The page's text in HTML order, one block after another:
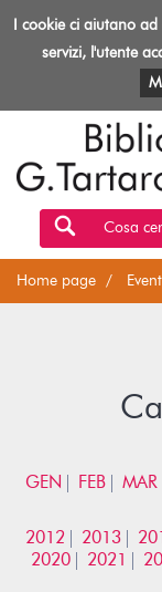
Biblioteca
Rovereto
EVENTI E
Cosa cerchi?
Home page
GEN FEB MAR
2012
2013
2020
2021
I cookie ci aiutano
servizi, l'utente